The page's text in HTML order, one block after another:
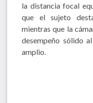
la distancia focal
que el sujeto
mientras que la
desempeño sólido
amplio.